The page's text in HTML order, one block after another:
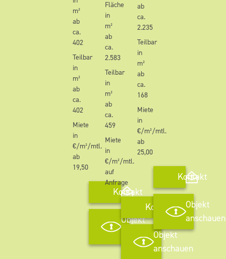
m²
ab
ca.
402
Teilbar
in
m²
ab
ca.
402
Miete
in
€/m²/mtl.
ab
19,50
Kontakt
Objekt
anschauen
Fläche
in
m²
ab
ca.
2.583
Teilbar
in
m²
ab
ca.
459
Miete
in
€/m²/mtl.
auf
Anfrage
Kontakt
Objekt
anschauen
ab
ca.
2.235
Teilbar
in
m²
ab
ca.
168
Miete
in
€/m²/mtl.
ab
25,00
Kontakt
Objekt
anschauen